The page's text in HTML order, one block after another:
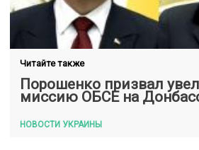
Читайте также
Порошенко призвал
миссию ОБСЕ на
НОВОСТИ УКРАИНЫ